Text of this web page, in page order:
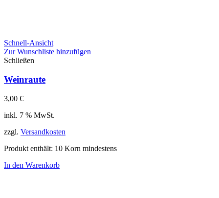
Schnell-Ansicht
Zur Wunschliste hinzufügen
Schließen
Weinraute
3,00 €
inkl. 7 % MwSt.
zzgl. Versandkosten
Produkt enthält: 10 Korn mindestens
In den Warenkorb